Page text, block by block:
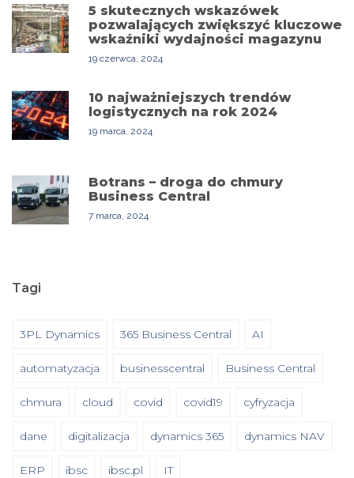
5 skutecznych wskazówek
pozwalających zwiększyć kluczowe
wskaźniki wydajności magazynu
19 czerwca, 2024
10 najważniejszych trendów
logistycznych na rok 2024
19 marca, 2024
Botrans – droga do chmury
Business Central
7 marca, 2024
Tagi
3PL Dynamics 365 Business Central AI
automatyzacja businesscentral Business Central
chmura cloud covid covid19 cyfryzacja
dane digitalizacja dynamics 365 dynamics NAV
ERP ibsc ibsc.pl IT